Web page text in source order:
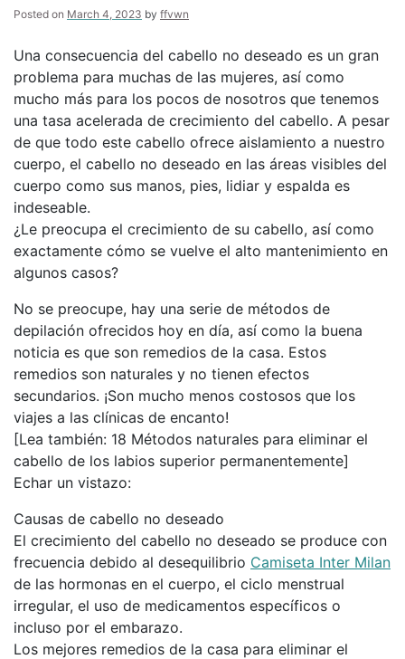
Posted on March 4, 2023 by ffvwn
Una consecuencia del cabello no deseado es un gran
problema para muchas de las mujeres, así como
mucho más para los pocos de nosotros que tenemos
una tasa acelerada de crecimiento del cabello. A pesar
de que todo este cabello ofrece aislamiento a nuestro
cuerpo, el cabello no deseado en las áreas visibles del
cuerpo como sus manos, pies, lidiar y espalda es
indeseable.
¿Le preocupa el crecimiento de su cabello, así como
exactamente cómo se vuelve el alto mantenimiento en
algunos casos?
No se preocupe, hay una serie de métodos de
depilación ofrecidos hoy en día, así como la buena
noticia es que son remedios de la casa. Estos
remedios son naturales y no tienen efectos
secundarios. ¡Son mucho menos costosos que los
viajes a las clínicas de encanto!
[Lea también: 18 Métodos naturales para eliminar el
cabello de los labios superior permanentemente]
Echar un vistazo:
Causas de cabello no deseado
El crecimiento del cabello no deseado se produce con
frecuencia debido al desequilibrio Camiseta Inter Milan
de las hormonas en el cuerpo, el ciclo menstrual
irregular, el uso de medicamentos específicos o
incluso por el embarazo.
Los mejores remedios de la casa para eliminar el